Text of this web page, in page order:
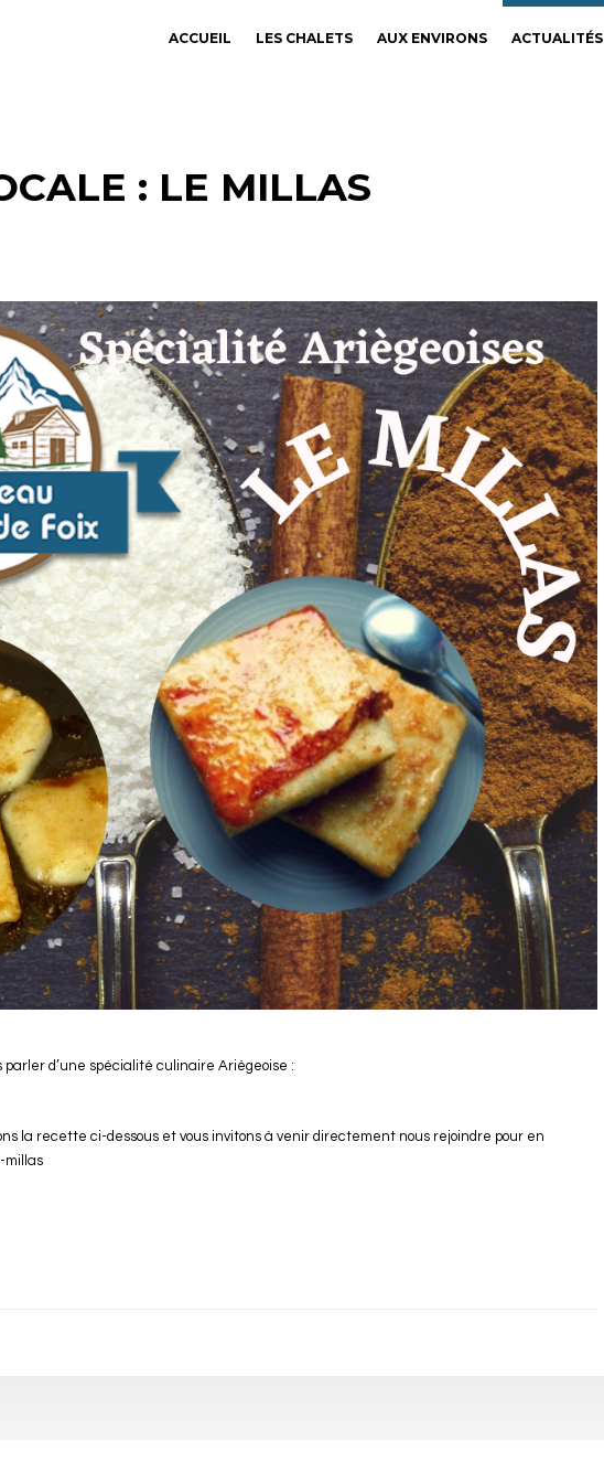
ACCUEIL LES CHALETS AUX ENVIRONS ACTUALITÉS
: LE MILLAS
parler d’une spécialité culinaire Ariègeoise :
la recette ci-dessous et vous invitons à venir directement nous rejoindre pour en
millas